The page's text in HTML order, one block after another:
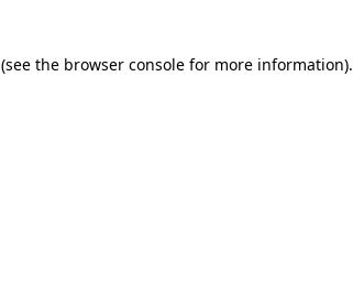
(see the browser console for more information).